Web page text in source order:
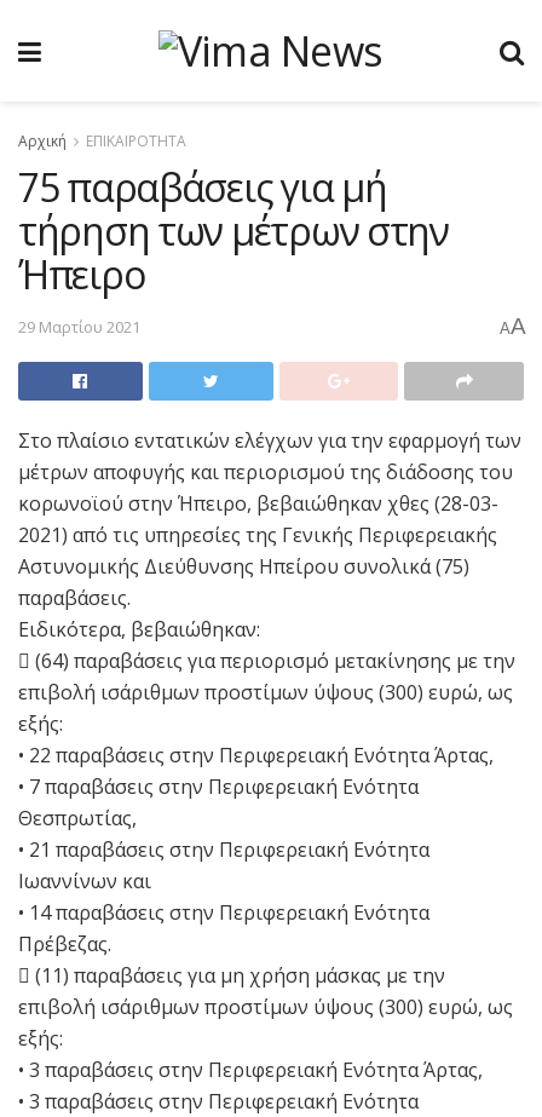
Αρχική ΕΠΙΚΑΙΡΟΤΗΤΑ
75 παραβάσεις για μή
τήρηση των μέτρων στην
Ήπειρο
29 Μαρτίου 2021 AA
Στο πλαίσιο εντατικών ελέγχων για την εφαρμογή των
μέτρων αποφυγής και περιορισμού της διάδοσης του
κορωνοϊού στην Ήπειρο, βεβαιώθηκαν χθες (28-03-
2021) από τις υπηρεσίες της Γενικής Περιφερειακής
Αστυνομικής Διεύθυνσης Ηπείρου συνολικά (75)
παραβάσεις.
Ειδικότερα, βεβαιώθηκαν:
 (64) παραβάσεις για περιορισμό μετακίνησης με την
επιβολή ισάριθμων προστίμων ύψους (300) ευρώ, ως
εξής:
• 22 παραβάσεις στην Περιφερειακή Ενότητα Άρτας,
• 7 παραβάσεις στην Περιφερειακή Ενότητα
Θεσπρωτίας,
• 21 παραβάσεις στην Περιφερειακή Ενότητα
Ιωαννίνων και
• 14 παραβάσεις στην Περιφερειακή Ενότητα
Πρέβεζας.
 (11) παραβάσεις για μη χρήση μάσκας με την
επιβολή ισάριθμων προστίμων ύψους (300) ευρώ, ως
εξής:
• 3 παραβάσεις στην Περιφερειακή Ενότητα Άρτας,
• 3 παραβάσεις στην Περιφερειακή Ενότητα